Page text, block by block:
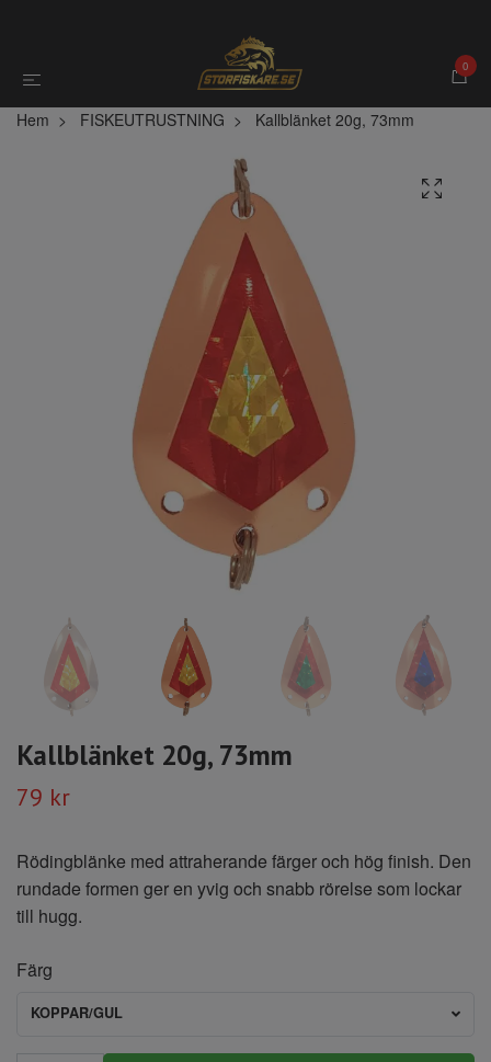
0
Hem FISKEUTRUSTNING Kallblänket 20g, 73mm
Kallblänket 20g, 73mm
79 kr
Rödingblänke med attraherande färger och hög finish. Den
rundade formen ger en yvig och snabb rörelse som lockar
till hugg.
Färg
KOPPAR/GUL